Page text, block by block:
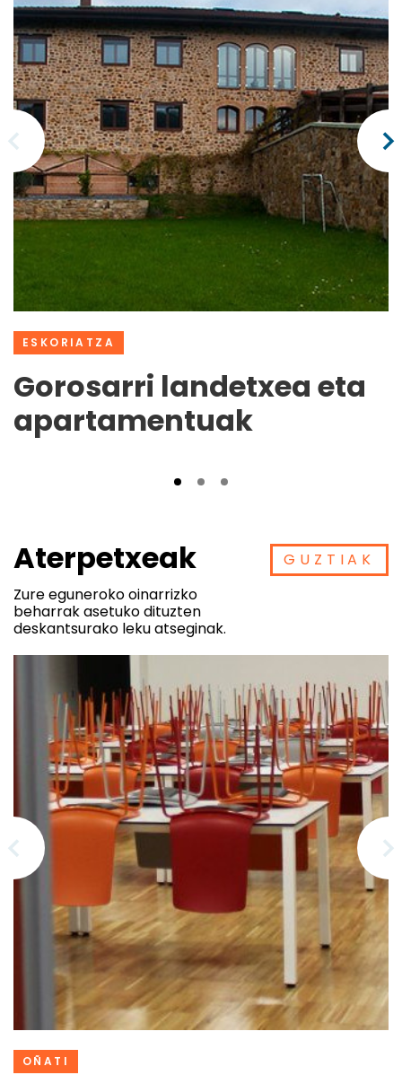
ESKORIATZA
Gorosarri landetxea eta
apartamentuak
Aterpetxeak
Zure eguneroko oinarrizko
beharrak asetuko dituzten
deskantsurako leku atseginak.
GUZTIAK
OÑATI